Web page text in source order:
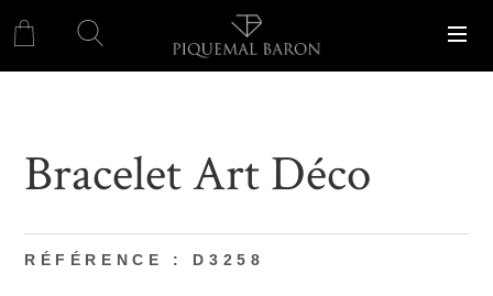
Bracelet Art Déco
RÉFÉRENCE : D3258